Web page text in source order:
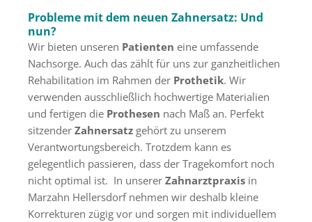
Probleme mit dem neuen Zahnersatz: Und
nun?
Wir bieten unseren Patienten eine umfassende
Nachsorge. Auch das zählt für uns zur ganzheitlichen
Rehabilitation im Rahmen der Prothetik. Wir
verwenden ausschließlich hochwertige Materialien
und fertigen die Prothesen nach Maß an. Perfekt
sitzender Zahnersatz gehört zu unserem
Verantwortungsbereich. Trotzdem kann es
gelegentlich passieren, dass der Tragekomfort noch
nicht optimal ist. In unserer Zahnarztpraxis in
Marzahn Hellersdorf nehmen wir deshalb kleine
Korrekturen zügig vor und sorgen mit individuellem